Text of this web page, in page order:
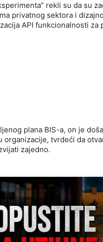
rekli su da su
privatnog sektora i
API funkcionalnosti
plana BIS-a, on je
tvrdeći da
zajedno.